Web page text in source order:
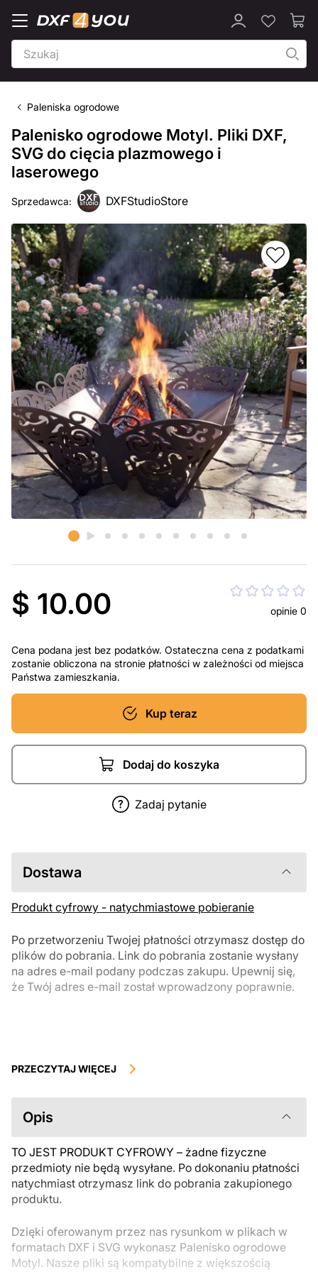
Paleniska ogrodowe
Palenisko ogrodowe Motyl. Pliki DXF,
SVG do cięcia plazmowego i
laserowego
Sprzedawca: DXFStudioStore
$ 10.00 opinie 0
Cena podana jest bez podatków. Ostateczna cena z podatkami
zostanie obliczona na stronie płatności w zależności od miejsca
Państwa zamieszkania.
Kup teraz
Dodaj do koszyka
Zadaj pytanie
Dostawa
Produkt cyfrowy - natychmiastowe pobieranie
Po przetworzeniu Twojej płatności otrzymasz dostęp do
plików do pobrania. Link do pobrania zostanie wysłany
na adres e-mail podany podczas zakupu. Upewnij się,
że Twój adres e-mail został wprowadzony poprawnie.
podlegają zwrotowi ani wymianie po ich pobraniu. Zalecamy
przed zakupem. Jeśli masz jakiekolwiek problemy z zamówieniem,
skontaktuj się bezpośrednio ze sprzedawcą.
PRZECZYTAJ WIĘCEJ
Opis
TO JEST PRODUKT CYFROWY – żadne fizyczne
przedmioty nie będą wysyłane. Po dokonaniu płatności
natychmiast otrzymasz link do pobrania zakupionego
produktu.
Dzięki oferowanym przez nas rysunkom w plikach w
formatach DXF i SVG wykonasz Palenisko ogrodowe
Motyl. Nasze pliki są kompatybilne z większością